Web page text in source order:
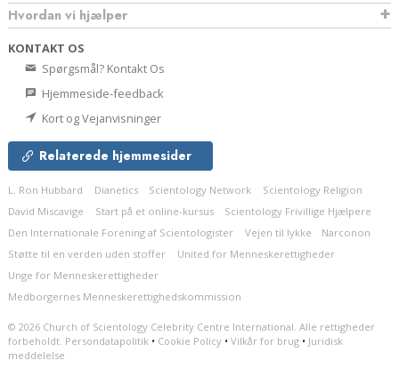
Hvordan vi hjælper
KONTAKT OS
Spørgsmål? Kontakt Os
Hjemmeside-feedback
Kort og Vejanvisninger
Relaterede hjemmesider
L. Ron Hubbard Dianetics Scientology Network
Scientology Religion
David Miscavige
Start på et online-kursus
Scientology Frivillige Hjælpere
Den Internationale Forening af Scientologister
Vejen til lykke
Narconon
Støtte til en verden uden stoffer
United for Menneskerettigheder
Unge for Menneskerettigheder
Medborgernes Menneskerettigheds­kommission
© 2026 Church of Scientology Celebrity Centre International. Alle rettigheder
forbeholdt. Persondatapolitik • Cookie Policy • Vilkår for brug • Juridisk
meddelelse